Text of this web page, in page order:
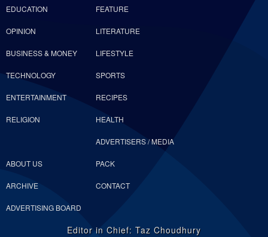
EDUCATION FEATURE
OPINION LITERATURE
BUSINESS & MONEY LIFESTYLE
TECHNOLOGY SPORTS
ENTERTAINMENT RECIPES
RELIGION HEALTH
ABOUT US
ADVERTISERS / MEDIA
PACK
ARCHIVE CONTACT
ADVERTISING BOARD
Editor in Chief: Taz Choudhury